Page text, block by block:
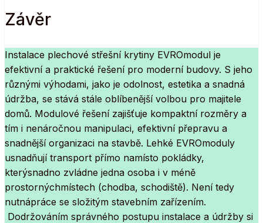
Závěr
Instalace plechové střešní krytiny EVROmodul je
efektivní a praktické řešení pro moderní budovy. S jeho
různými výhodami, jako je odolnost, estetika a snadná
údržba, se stává stále oblíbenější volbou pro majitele
domů. Modulové řešení zajišťuje kompaktní rozměry a
tím i nenáročnou manipulaci, efektivní přepravu a
snadnější organizaci na stavbě. Lehké EVROmoduly
usnadňují transport přímo namísto pokládky,
kterýsnadno zvládne jedna osoba i v méně
prostornýchmístech (chodba, schodiště). Není tedy
nutnápráce se složitým stavebním zařízením.
Dodržováním správného postupu instalace a údržby si